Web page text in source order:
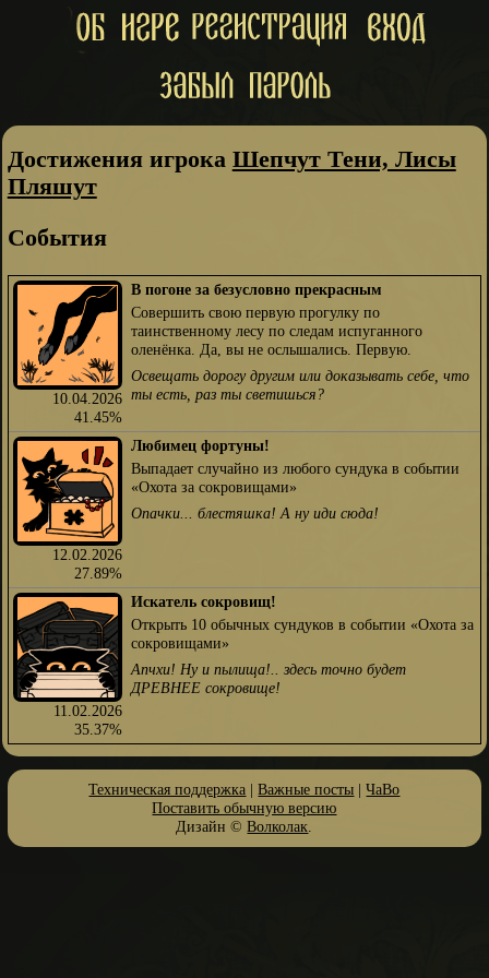
Достижения игрока Шепчут Тени, Лисы
Пляшут
События
10.04.2026
41.45%
В погоне за безусловно прекрасным
Совершить свою первую прогулку по
таинственному лесу по следам испуганного
оленёнка. Да, вы не ослышались. Первую.
Освещать дорогу другим или доказывать себе, что
ты есть, раз ты светишься?
12.02.2026
27.89%
Любимец фортуны!
Выпадает случайно из любого сундука в событии
«Охота за сокровищами»
Опачки... блестяшка! А ну иди сюда!
11.02.2026
35.37%
Искатель сокровищ!
Открыть 10 обычных сундуков в событии «Охота за
сокровищами»
Апчхи! Ну и пылища!.. здесь точно будет
ДРЕВНЕЕ сокровище!
Техническая поддержка |Важные посты |ЧаВо
Поставить обычную версию
Дизайн ©Волколак